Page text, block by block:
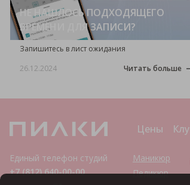
НЕ НАШЛОСЬ ПОДХОДЯЩЕГО
ВРЕМЕНИ ДЛЯ ЗАПИСИ?
Запишитесь в лист ожидания
26.12.2024
Читать больше
Цены
Единый телефон студий
+7 (812) 640-00-00
Маникюр
Педикюр